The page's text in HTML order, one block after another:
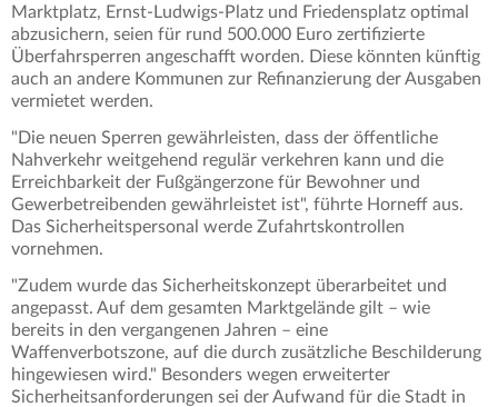
Marktplatz, Ernst-Ludwigs-Platz und Friedensplatz optimal
abzusichern, seien für rund 500.000 Euro zertifizierte
Überfahrsperren angeschafft worden. Diese könnten künftig
auch an andere Kommunen zur Refinanzierung der Ausgaben
vermietet werden.
"Die neuen Sperren gewährleisten, dass der öffentliche
Nahverkehr weitgehend regulär verkehren kann und die
Erreichbarkeit der Fußgängerzone für Bewohner und
Gewerbetreibenden gewährleistet ist", führte Horneff aus.
Das Sicherheitspersonal werde Zufahrtskontrollen
vornehmen.
"Zudem wurde das Sicherheitskonzept überarbeitet und
angepasst. Auf dem gesamten Marktgelände gilt – wie
bereits in den vergangenen Jahren – eine
Waffenverbotszone, auf die durch zusätzliche Beschilderung
hingewiesen wird." Besonders wegen erweiterter
Sicherheitsanforderungen sei der Aufwand für die Stadt in